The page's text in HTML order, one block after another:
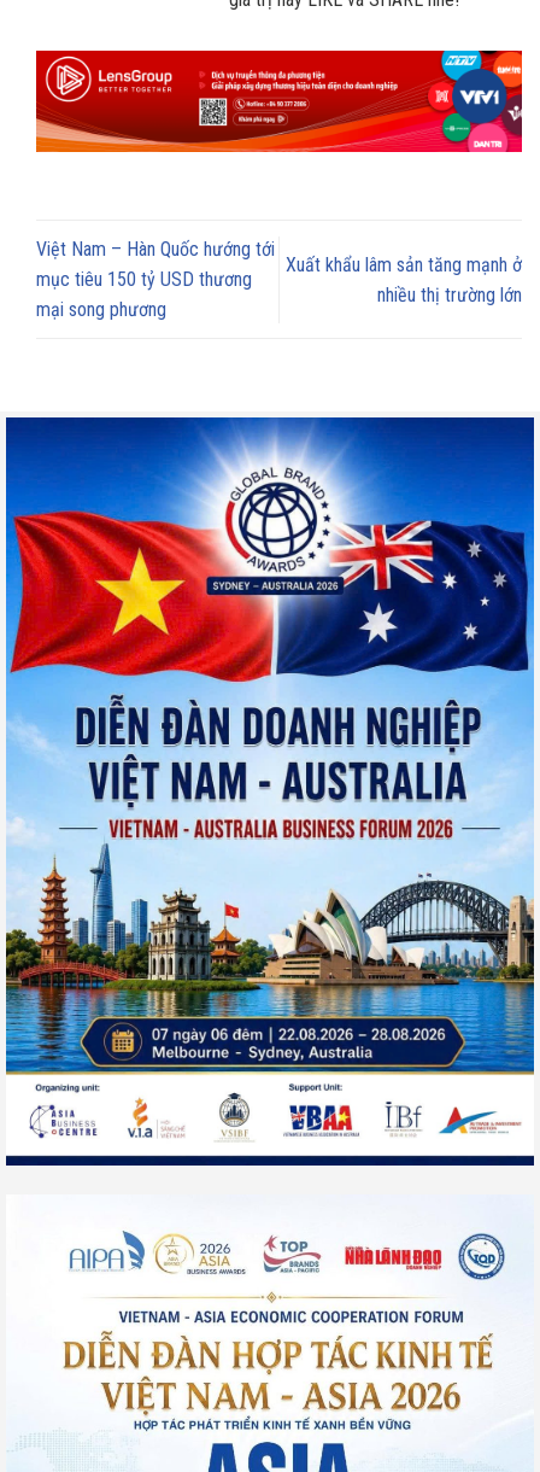
Việt Nam – Hàn Quốc hướng tới
mục tiêu 150 tỷ USD thương
mại song phương
Xuất khẩu lâm sản tăng mạnh ở
nhiều thị trường lớn